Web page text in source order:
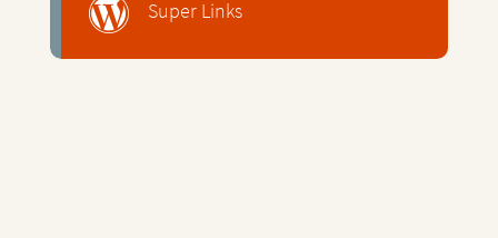
Super Links